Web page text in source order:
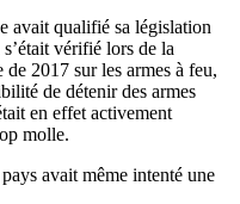
avait qualifié sa législation
vérifié lors de la
2017 sur les armes à feu,
de détenir des armes
en effet activement
molle.
avait même intenté une